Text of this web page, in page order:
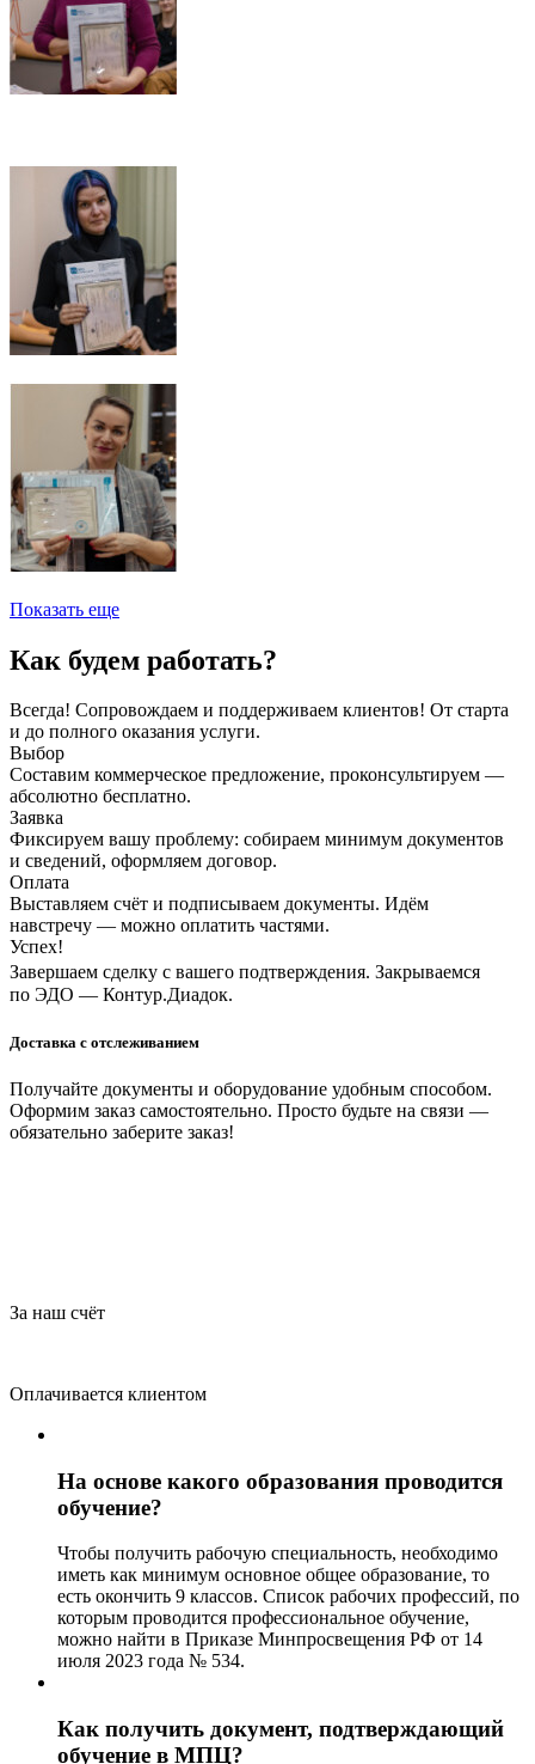
Показать еще
Как будем работать?
Всегда! Сопровождаем и поддерживаем клиентов! От старта
и до полного оказания услуги.
Выбор
Составим коммерческое предложение, проконсультируем —
абсолютно бесплатно.
Заявка
Фиксируем вашу проблему: собираем минимум документов
и сведений, оформляем договор.
Оплата
Выставляем счёт и подписываем документы. Идём
навстречу — можно оплатить частями.
Успех!
Завершаем сделку с вашего подтверждения. Закрываемся
по ЭДО — Контур.Диадок.
Доставка с отслеживанием
Получайте документы и оборудование удобным способом.
Оформим заказ самостоятельно. Просто будьте на связи —
обязательно заберите заказ!
За наш счёт
Оплачивается клиентом
На основе какого образования проводится
обучение?
Чтобы получить рабочую специальность, необходимо
иметь как минимум основное общее образование, то
есть окончить 9 классов. Список рабочих профессий, по
которым проводится профессиональное обучение,
можно найти в Приказе Минпросвещения РФ от 14
июля 2023 года № 534.
Как получить документ, подтверждающий
обучение в МПЦ?